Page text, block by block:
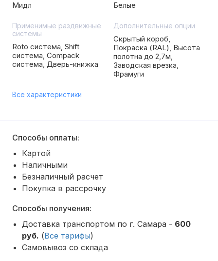
Мидл Белые
Применимые раздвижные
системы
Roto система, Shift
система, Compack
система, Дверь-книжка
Дополнительные опции
Скрытый короб,
Покраска (RAL), Высота
полотна до 2,7м,
Заводская врезка,
Фрамуги
Все характеристики
Способы оплаты:
Картой
Наличными
Безналичный расчет
Покупка в рассрочку
Способы получения:
Доставка транспортом по г. Самара - 600
руб. (Все тарифы)
Самовывоз со склада